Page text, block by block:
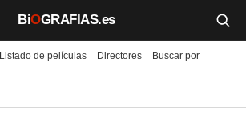
BiOGRAFIAS.es
Listado de películas Directores
Buscar por